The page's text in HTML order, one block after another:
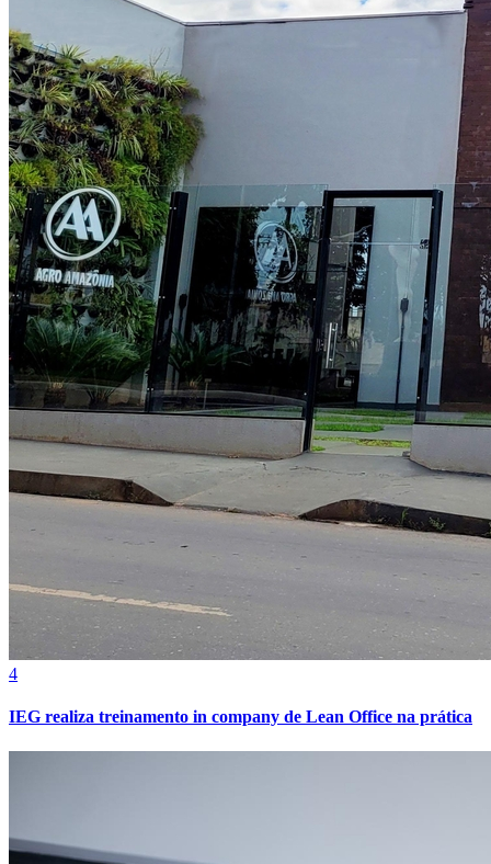
Vasco
4
IEG realiza treinamento in company de Lean Office na prática